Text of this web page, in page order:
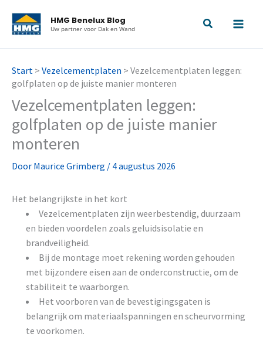
naar
inhoud
HMG Benelux Blog
Uw partner voor Dak en Wand
Start > Vezelcementplaten > Vezelcementplaten leggen:
golfplaten op de juiste manier monteren
Vezelcementplaten leggen:
golfplaten op de juiste manier
monteren
Door Maurice Grimberg / 4 augustus 2026
Het belangrijkste in het kort
Vezelcementplaten zijn weerbestendig, duurzaam
en bieden voordelen zoals geluidsisolatie en
brandveiligheid.
Bij de montage moet rekening worden gehouden
met bijzondere eisen aan de onderconstructie, om de
stabiliteit te waarborgen.
Het voorboren van de bevestigingsgaten is
belangrijk om materiaalspanningen en scheurvorming
te voorkomen.